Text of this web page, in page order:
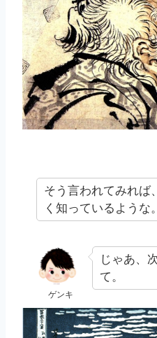
そう言われてみれば
く知っているような。
ゲンキ
じゃあ、
て。